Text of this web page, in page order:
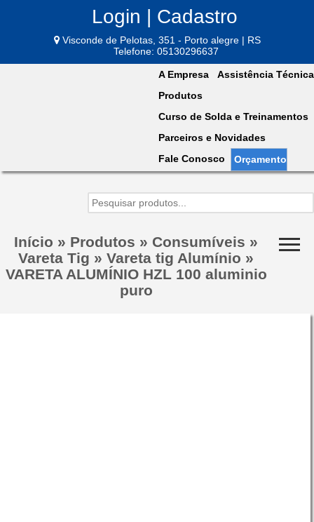
Login | Cadastro
Visconde de Pelotas, 351 - Porto alegre | RS
Telefone: 05130296637
A Empresa
Assistência Técnica
Produtos
Curso de Solda e Treinamentos
Parceiros e Novidades
Fale Conosco
Orçamento
Início » Produtos » Consumíveis »
Vareta Tig » Vareta tig Alumínio »
VARETA ALUMÍNIO HZL 100 aluminio
puro